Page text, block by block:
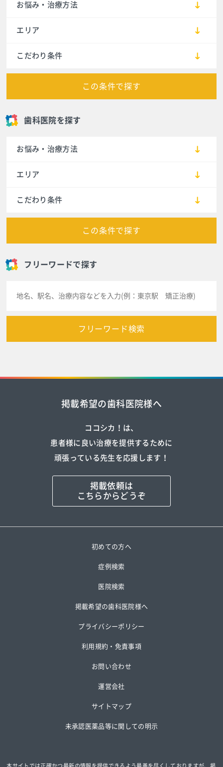
お悩み・治療方法
エリア
こだわり条件
この条件で探す
歯科医院を探す
お悩み・治療方法
エリア
こだわり条件
この条件で探す
フリーワードで探す
フリーワード検索
掲載希望の歯科医院様へ
ココシカ！は、
患者様に良い治療を提供するために
頑張っている先生を応援します！
掲載依頼は
こちらからどうぞ
初めての方へ
症例検索
医院検索
掲載希望の歯科医院様へ
プライバシーポリシー
利用規約・免責事項
お問い合わせ
運営会社
サイトマップ
未承認医薬品等に関しての明示
本サイトでは正確かつ最新の情報を提供できるよう最善を尽くしておりますが、掲